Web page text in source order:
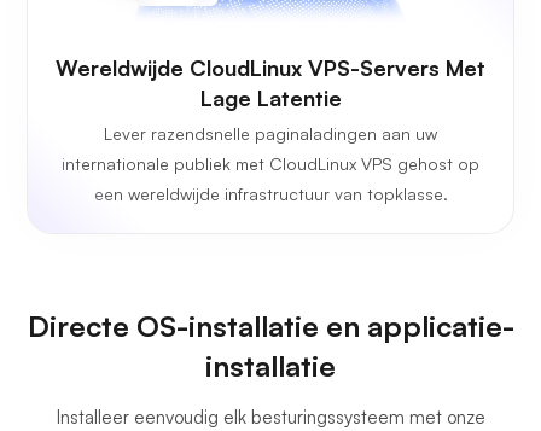
Wereldwijde CloudLinux VPS-Servers Met
Lage Latentie
Lever razendsnelle paginaladingen aan uw
internationale publiek met CloudLinux VPS gehost op
een wereldwijde infrastructuur van topklasse.
Directe OS-installatie en applicatie-
installatie
Installeer eenvoudig elk besturingssysteem met onze